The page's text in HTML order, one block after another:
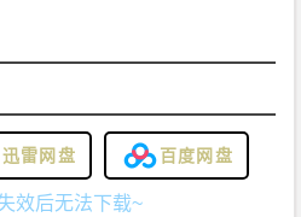
迅雷网盘 百度网盘
效后无法下载~